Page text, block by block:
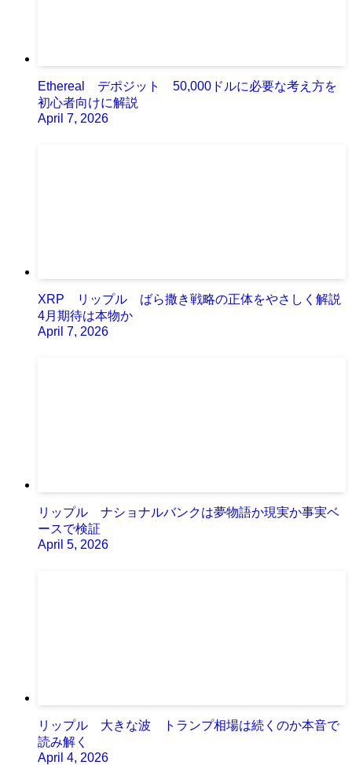
Ethereal デポジット 50,000ドルに必要な考え方を
初心者向けに解説
April 7, 2026
XRP リップル ばら撒き戦略の正体をやさしく解説
4月期待は本物か
April 7, 2026
リップル ナショナルバンクは夢物語か現実か事実ベ
ースで検証
April 5, 2026
リップル 大きな波 トランプ相場は続くのか本音で
読み解く
April 4, 2026